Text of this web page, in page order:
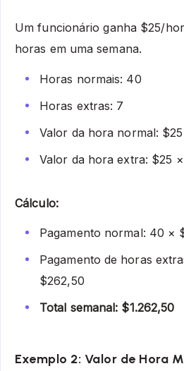
Um funcionário ganha $25/
horas em uma semana.
Horas normais: 40
Horas extras: 7
Valor da hora normal: $25
Valor da hora extra: $25
Cálculo:
Pagamento normal: 40 ×
Pagamento de horas
$262,50
Total semanal: $1.262,50
Exemplo 2: Valor de Hora